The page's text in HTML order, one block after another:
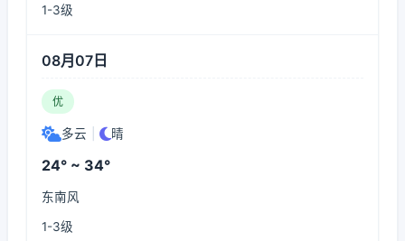
1-3级
08月07日
优
多云 晴
24° ~ 34°
东南风
1-3级